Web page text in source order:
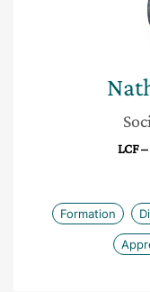
LCF
Formation